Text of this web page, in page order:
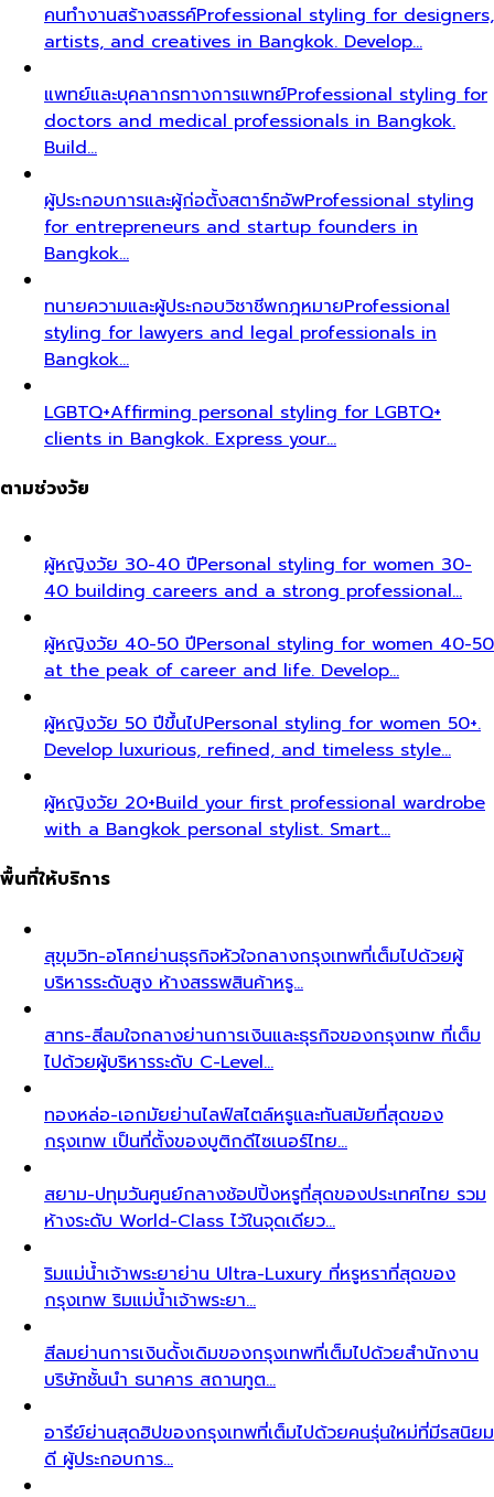
คนทำงานสร้างสรรค์Professional styling for designers,
artists, and creatives in Bangkok. Develop…
แพทย์และบุคลากรทางการแพทย์Professional styling for
doctors and medical professionals in Bangkok.
Build…
ผู้ประกอบการและผู้ก่อตั้งสตาร์ทอัพProfessional styling
for entrepreneurs and startup founders in
Bangkok…
ทนายความและผู้ประกอบวิชาชีพกฎหมายProfessional
styling for lawyers and legal professionals in
Bangkok…
LGBTQ+Affirming personal styling for LGBTQ+
clients in Bangkok. Express your…
ตามช่วงวัย
ผู้หญิงวัย 30-40 ปีPersonal styling for women 30-
40 building careers and a strong professional…
ผู้หญิงวัย 40-50 ปีPersonal styling for women 40-50
at the peak of career and life. Develop…
ผู้หญิงวัย 50 ปีขึ้นไปPersonal styling for women 50+.
Develop luxurious, refined, and timeless style…
ผู้หญิงวัย 20+Build your first professional wardrobe
with a Bangkok personal stylist. Smart…
พื้นที่ให้บริการ
สุขุมวิท-อโศกย่านธุรกิจหัวใจกลางกรุงเทพที่เต็มไปด้วยผู้
บริหารระดับสูง ห้างสรรพสินค้าหรู…
สาทร-สีลมใจกลางย่านการเงินและธุรกิจของกรุงเทพ ที่เต็ม
ไปด้วยผู้บริหารระดับ C-Level…
ทองหล่อ-เอกมัยย่านไลฟ์สไตล์หรูและทันสมัยที่สุดของ
กรุงเทพ เป็นที่ตั้งของบูติกดีไซเนอร์ไทย…
สยาม-ปทุมวันศูนย์กลางช้อปปิ้งหรูที่สุดของประเทศไทย รวม
ห้างระดับ World-Class ไว้ในจุดเดียว…
ริมแม่น้ำเจ้าพระยาย่าน Ultra-Luxury ที่หรูหราที่สุดของ
กรุงเทพ ริมแม่น้ำเจ้าพระยา…
สีลมย่านการเงินดั้งเดิมของกรุงเทพที่เต็มไปด้วยสำนักงาน
บริษัทชั้นนำ ธนาคาร สถานทูต…
อารีย์ย่านสุดฮิปของกรุงเทพที่เต็มไปด้วยคนรุ่นใหม่ที่มีรสนิยม
ดี ผู้ประกอบการ…